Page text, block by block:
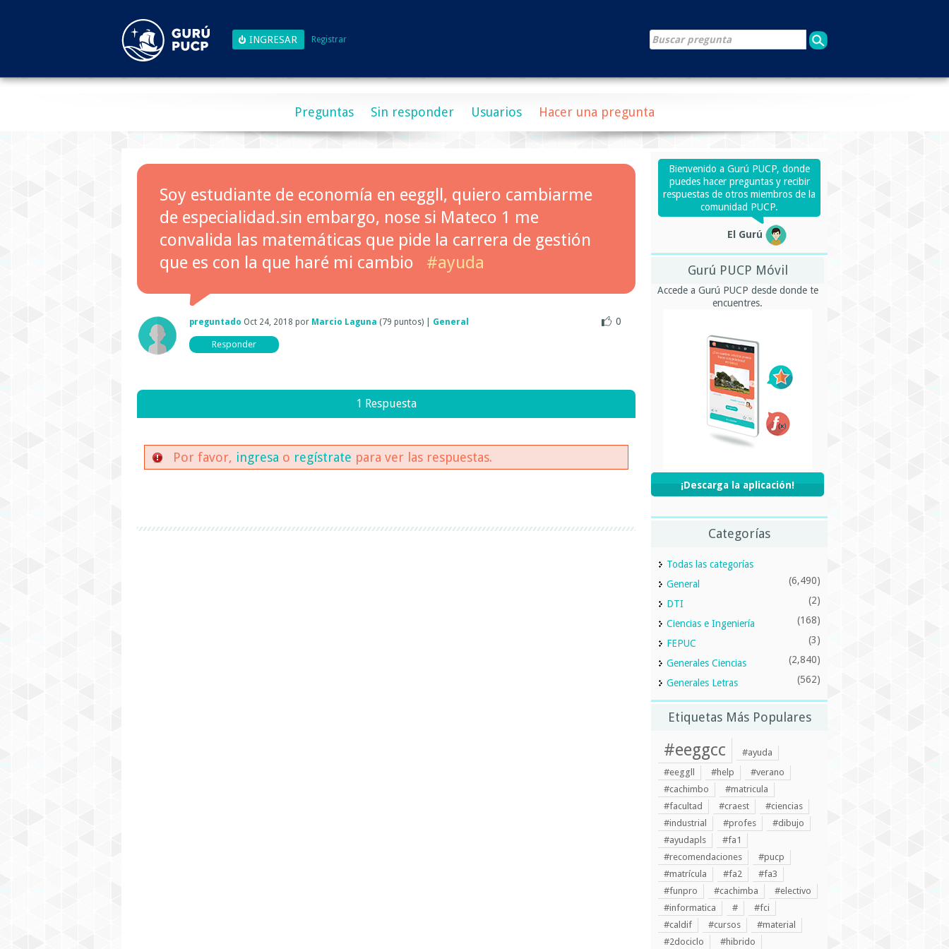
Registrar
Preguntas Sin responder Usuarios Hacer una pregunta
Soy estudiante de economía en eeggll, quiero cambiarme
de especialidad.sin embargo, nose si Mateco 1 me
convalida las matemáticas que pide la carrera de gestión
que es con la que haré mi cambio
#ayuda
0
preguntado Oct 24, 2018 por Marcio Laguna (79 puntos) General
1 Respuesta
Por favor, ingresa o regístrate para ver las respuestas.
Bienvenido a Gurú PUCP, donde
puedes hacer preguntas y recibir
respuestas de otros miembros de la
comunidad PUCP.
El Gurú
Gurú PUCP Móvil
Accede a Gurú PUCP desde donde te
encuentres.
¡Descarga la aplicación!
Categorías
Todas las categorías
General
(6,490)
DTI (2)
Ciencias e Ingeniería (168)
FEPUC (3)
Generales Ciencias (2,840)
Generales Letras (562)
Etiquetas Más Populares
#eeggcc
#ayuda
#eeggll
#help
#verano
#cachimbo
#matricula
#facultad
#craest
#ciencias
#industrial
#profes
#dibujo
#ayudapls
#fa1
#recomendaciones
#pucp
#matrícula
#fa2
#fa3
#funpro
#cachimba
#electivo
#informatica
#
#fci
#caldif
#cursos
#material
#2dociclo
#hibrido